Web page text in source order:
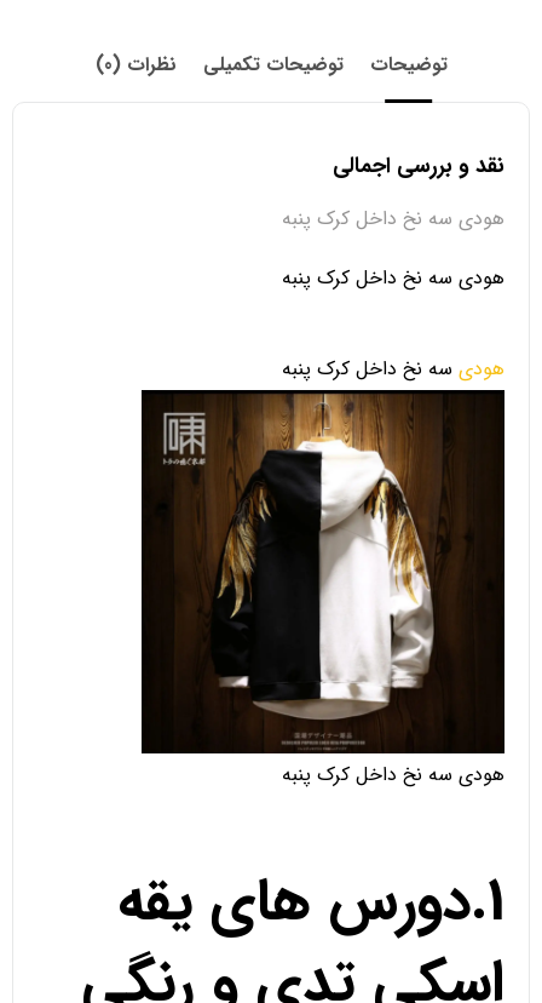
توضیحات توضیحات تکمیلی نظرات (0)
نقد و بررسی اجمالی
هودی سه نخ داخل کرک پنبه
هودی سه نخ داخل کرک پنبه
هودی سه نخ داخل کرک پنبه
هودی سه نخ داخل کرک پنبه
1.دورس های یقه
اسکی تدی و رنگی